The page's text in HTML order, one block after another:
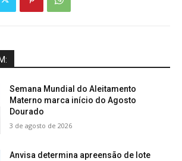
Semana Mundial do Aleitamento
Materno marca início do Agosto
Dourado
3 de agosto de 2026
Anvisa determina apreensão de lote